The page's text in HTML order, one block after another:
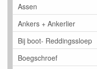
Assen
Ankers + Ankerlier
Bij boot- Reddingssloep
Boegschroef